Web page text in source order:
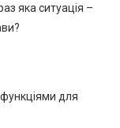
яка ситуація –
для